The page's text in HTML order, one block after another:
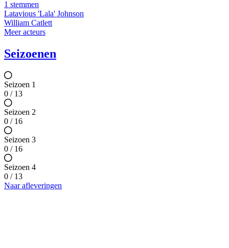
1 stemmen
Latavious 'Lala' Johnson
William Catlett
Meer acteurs
Seizoenen
Seizoen 1
0 / 13
Seizoen 2
0 / 16
Seizoen 3
0 / 16
Seizoen 4
0 / 13
Naar afleveringen